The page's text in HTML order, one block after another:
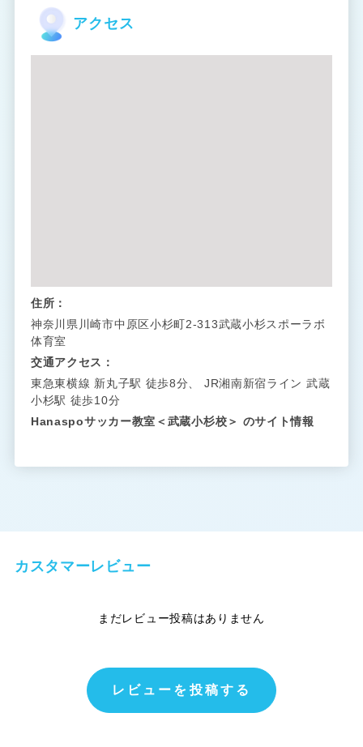
アクセス
住所：
神奈川県川崎市中原区小杉町2-313武蔵小杉スポーラボ
体育室
交通アクセス：
東急東横線 新丸子駅 徒歩8分、 JR湘南新宿ライン 武蔵
小杉駅 徒歩10分
Hanaspoサッカー教室＜武蔵小杉校＞ のサイト情報
カスタマーレビュー
まだレビュー投稿はありません
レビューを投稿する